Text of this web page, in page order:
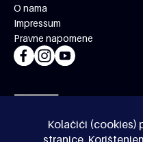
Kolačići (cookies)
stranice.
O nama
Impressum
Pravne napomene